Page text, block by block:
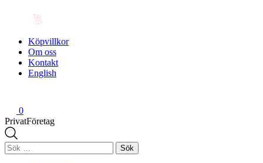
Köpvillkor
Om oss
Kontakt
English
0
PrivatFöretag
Sök
efter: